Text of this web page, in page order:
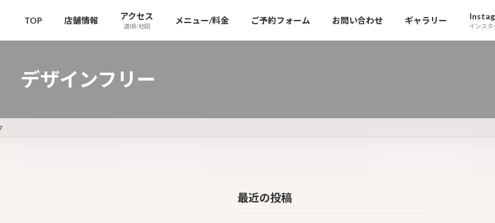
TOP 店舗情報 アクセス
道順/地図
メニュー/料金 ご予約フォーム お問い合わせ ギャラリー
インスタ
デザインフリー
最近の投稿